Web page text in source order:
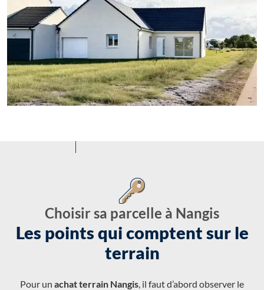
Choisir sa parcelle à Nangis
Les points qui comptent sur le
terrain
Pour un achat terrain Nangis, il faut d’abord observer le